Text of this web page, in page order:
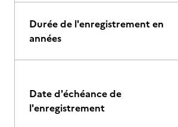
Durée de l'enregistrement en
années
Date d'échéance de
l'enregistrement